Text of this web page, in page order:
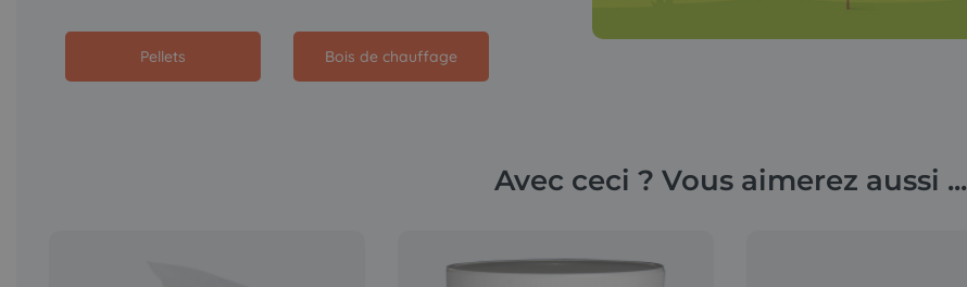
Pellets Bois de chauffage
Avec ceci ? Vous aimerez aussi ...